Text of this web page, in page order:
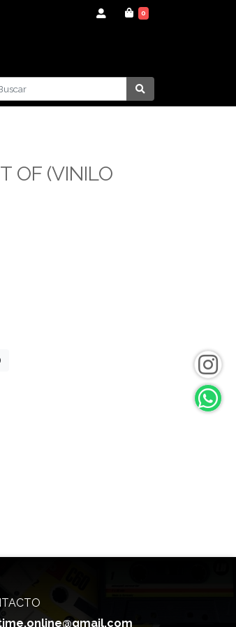
0
OF (VINILO